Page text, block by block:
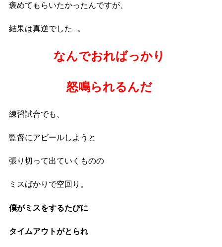
褒めてもらいたかったんですが、
結果は真逆でした…。
なんでおればっかり
怒鳴られるんだ
練習試合でも、
監督にアピールしようと
張り切って出ていくものの
ミスばかりで空回り。
僕がミスをするたびに
タイムアウトがとられ